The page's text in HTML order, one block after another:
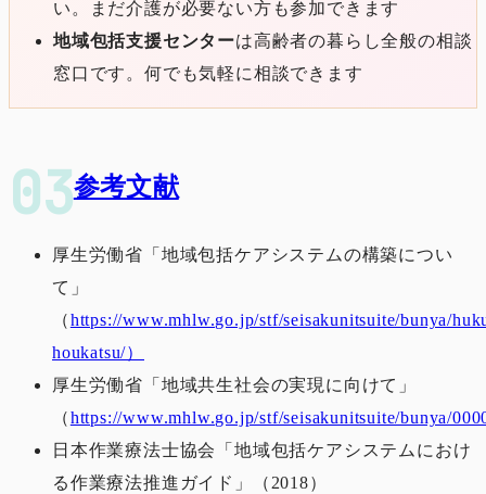
い。まだ介護が必要ない方も参加できます
地域包括支援センターは高齢者の暮らし全般の相談
窓口です。何でも気軽に相談できます
参考文献
厚生労働省「地域包括ケアシステムの構築につい
て」
（https://www.mhlw.go.jp/stf/seisakunitsuite/bunya/
houkatsu/）
厚生労働省「地域共生社会の実現に向けて」
（https://www.mhlw.go.jp/stf/seisakunitsuite/bunya/
日本作業療法士協会「地域包括ケアシステムにおけ
る作業療法推進ガイド」（2018）